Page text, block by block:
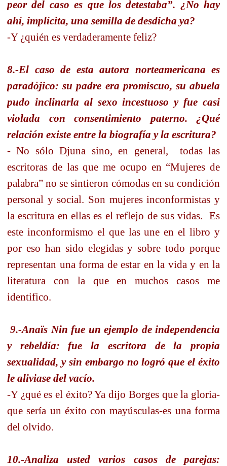
peor del caso es que los detestaba”. ¿No hay
ahí, implícita, una semilla de desdicha ya?
-Y ¿quién es verdaderamente feliz?
8.-El caso de esta autora norteamericana es
paradójico: su padre era promiscuo, su abuela
pudo inclinarla al sexo incestuoso y fue casi
violada con consentimiento paterno. ¿Qué
relación existe entre la biografía y la escritura?
- No sólo Djuna sino, en general,
todas las
escritoras de las que me ocupo en “Mujeres de
palabra” no se sintieron cómodas en su condición
personal y social. Son mujeres inconformistas y
la escritura en ellas es el reflejo de sus vidas. Es
este inconformismo el que las une en el libro y
por eso han sido elegidas y sobre todo porque
representan una forma de estar en la vida y en la
literatura con la que en muchos casos me
identifico.
9.-Anaïs Nin fue un ejemplo de independencia
y rebeldía: fue la escritora de la propia
sexualidad, y sin embargo no logró que el éxito
le aliviase del vacío.
-Y ¿qué es el éxito? Ya dijo Borges que la gloria-
que sería un éxito con mayúsculas-es una forma
del olvido.
10.-Analiza usted varios casos de parejas: